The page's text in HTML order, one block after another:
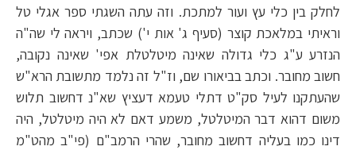
לחלק בין כלי עץ ועור למתכת. וזה עתה השגתי ספר אגלי טל
וראיתי במלאכת קוצר (סעיף ג' אות י') שכתב, ויראה לי שה"ה
הנזרע ע"ג כלי גדולה שאינה מיטלטלת אפי' שאינה נקובה,
חשוב מחובר. וכתב בביאורו שם, וז"ל זה נלמד מתשובת הרא"ש
שהעתקנו לעיל סק"ט דתלי טעמא דעציץ שא"נ דחשוב תלוש
משום דהוא דבר המיטלטל, משמע דאם לא היה מיטלטל, היה
דינו כמו בעליה דחשוב מחובר, שהרי הרמב"ם (פי"ב מהט"מ